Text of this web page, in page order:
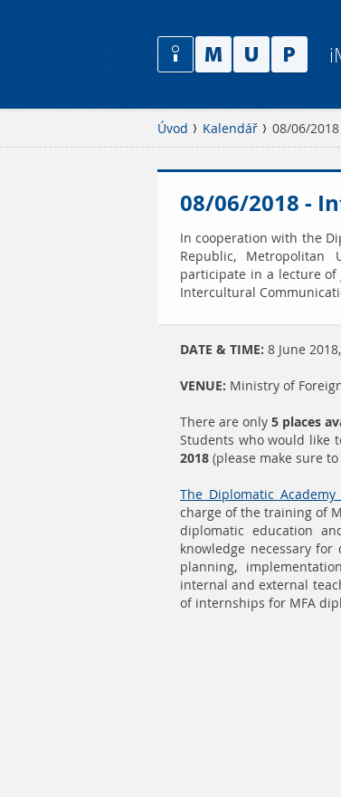
Úvod Kalendář 08/06/
08/06/2018 -
In cooperation with the
Republic,
participate in a lecture of
Intercultural
DATE & TIME: 8 June
VENUE: Ministry of
There are only 5 places
Students who would like
2018 (please make sure
The Diplomatic
charge of the training of
diplomatic education
knowledge necessary for
planning,
internal and external
of internships for MFA